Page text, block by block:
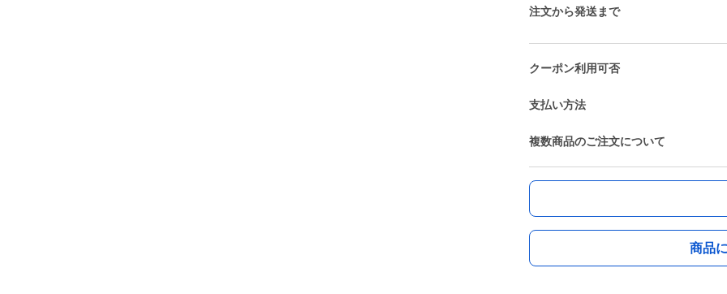
注文から発送まで
クーポン利用可否
支払い方法
複数商品のご注文について
商品